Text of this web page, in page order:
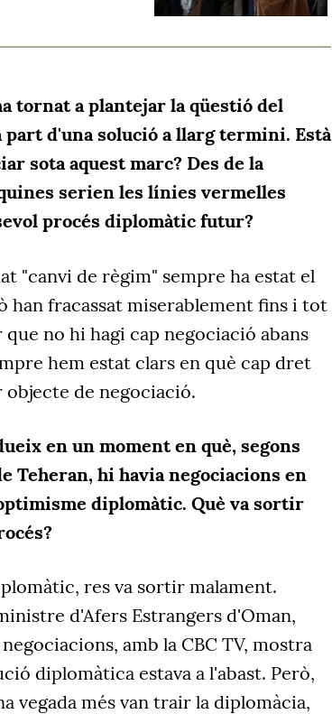
tornat a plantejar la qüestió del
part d'una solució a llarg termini. Està
sota aquest marc? Des de la
serien les línies vermelles
procés diplomàtic futur?
"canvi de règim" sempre ha estat el
han fracassat miserablement fins i tot
no hi hagi cap negociació abans
hem estat clars en què cap dret
de negociació.
en un moment en què, segons
Teheran, hi havia negociacions en
diplomàtic. Què va sortir
res va sortir malament.
d'Afers Estrangers d'Oman,
amb la CBC TV, mostra
diplomàtica estava a l'abast. Però,
vegada més van trair la diplomàcia,